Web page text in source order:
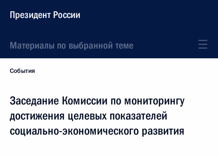
Президент России
Материалы по выбранной теме
События
Заседание Комиссии по мониторингу
достижения целевых показателей
социально-экономического развития